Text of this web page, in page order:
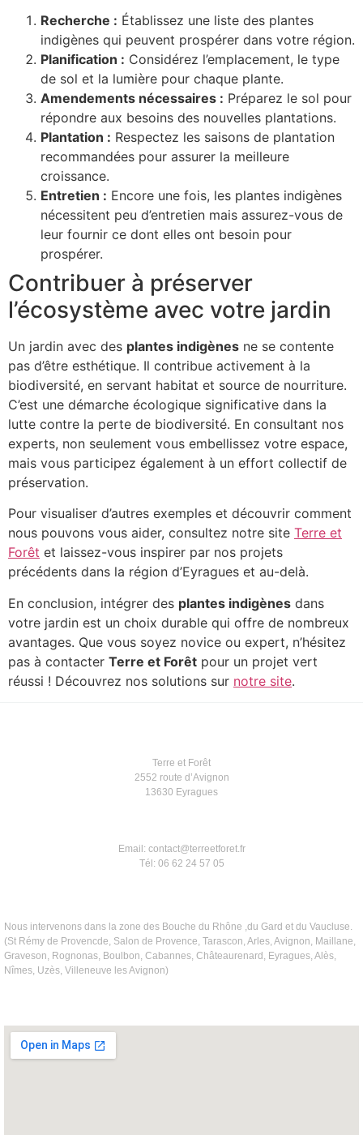
Recherche : Établissez une liste des plantes
indigènes qui peuvent prospérer dans votre région.
Planification : Considérez l’emplacement, le type
de sol et la lumière pour chaque plante.
Amendements nécessaires : Préparez le sol pour
répondre aux besoins des nouvelles plantations.
Plantation : Respectez les saisons de plantation
recommandées pour assurer la meilleure
croissance.
Entretien : Encore une fois, les plantes indigènes
nécessitent peu d’entretien mais assurez-vous de
leur fournir ce dont elles ont besoin pour
prospérer.
Contribuer à préserver
l’écosystème avec votre jardin
Un jardin avec des plantes indigènes ne se contente
pas d’être esthétique. Il contribue activement à la
biodiversité, en servant habitat et source de nourriture.
C’est une démarche écologique significative dans la
lutte contre la perte de biodiversité. En consultant nos
experts, non seulement vous embellissez votre espace,
mais vous participez également à un effort collectif de
préservation.
Pour visualiser d’autres exemples et découvrir comment
nous pouvons vous aider, consultez notre site Terre et
Forêt et laissez-vous inspirer par nos projets
précédents dans la région d’Eyragues et au-delà.
En conclusion, intégrer des plantes indigènes dans
votre jardin est un choix durable qui offre de nombreux
avantages. Que vous soyez novice ou expert, n’hésitez
pas à contacter Terre et Forêt pour un projet vert
réussi ! Découvrez nos solutions sur notre site.
Terre et Forêt
2552 route d’Avignon
13630 Eyragues
Email: contact@terreetforet.fr
Tél: 06 62 24 57 05
Nous intervenons dans la zone des Bouche du Rhône ,du Gard et du Vaucluse.
(St Rémy de Provencde, Salon de Provence, Tarascon, Arles, Avignon, Maillane,
Graveson, Rognonas, Boulbon, Cabannes, Châteaurenard, Eyragues, Alès,
Nîmes, Uzès, Villeneuve les Avignon)